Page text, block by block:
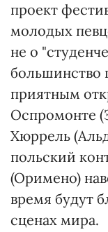
проект
молодых
не о
большинство
приятным
Оспромонте
Хюррель
польский
(Оримено)
время будут
сценах мира.